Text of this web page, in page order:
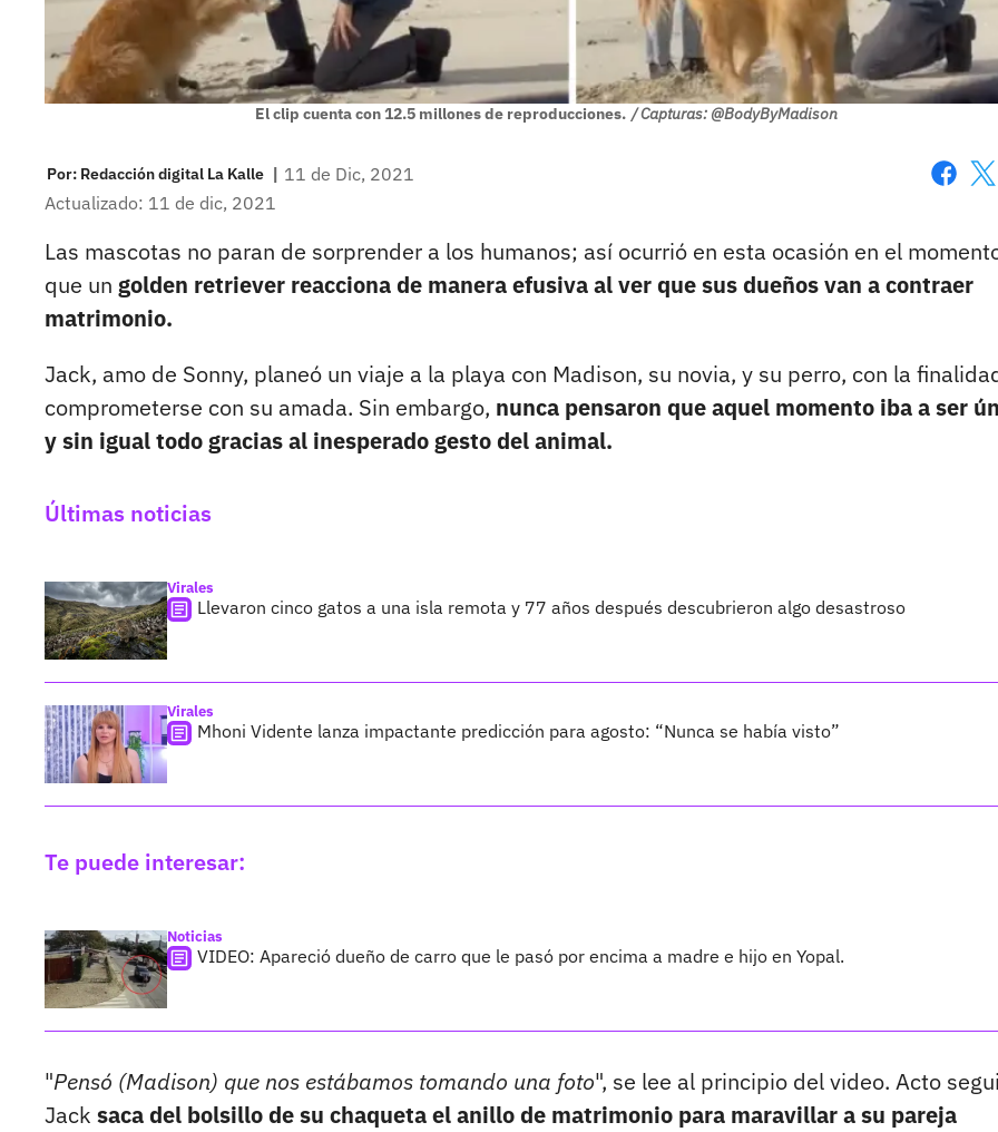
El clip cuenta con 12.5 millones de reproducciones. / Capturas: @BodyByMadison
Por: Redacción digital La Kalle | 11 de Dic, 2021
Actualizado: 11 de dic, 2021
Las mascotas no paran de sorprender a los humanos; así ocurrió en esta ocasión en el
que un golden retriever reacciona de manera efusiva al ver que sus dueños van a contraer
matrimonio.
Jack, amo de Sonny, planeó un viaje a la playa con Madison, su novia, y su perro, con la
comprometerse con su amada. Sin embargo, nunca pensaron que aquel momento iba a ser
y sin igual todo gracias al inesperado gesto del animal.
Últimas noticias
Virales
Llevaron cinco gatos a una isla remota y 77 años después descubrieron algo desastroso
Virales
Mhoni Vidente lanza impactante predicción para agosto: “Nunca se había visto”
Te puede interesar:
Noticias
VIDEO: Apareció dueño de carro que le pasó por encima a madre e hijo en Yopal.
"Pensó (Madison) que nos estábamos tomando una foto", se lee al principio del video. Acto
Jack saca del bolsillo de su chaqueta el anillo de matrimonio para maravillar a su pareja